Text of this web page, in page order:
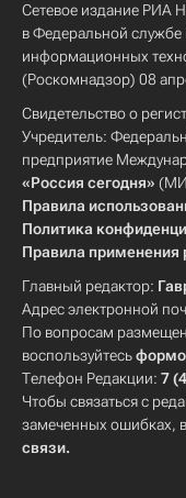
Сетевое издание РИА
в Федеральной службе
информационных
(Роскомнадзор) 08
Свидетельство о
Учредитель:
предприятие
«Россия сегодня»
Правила
Политика
Правила применения
Главный редактор:
Адрес электронной
По вопросам
воспользуйтесь
Телефон Редакции: 7
Чтобы связаться с
замеченных ошибках,
связи.